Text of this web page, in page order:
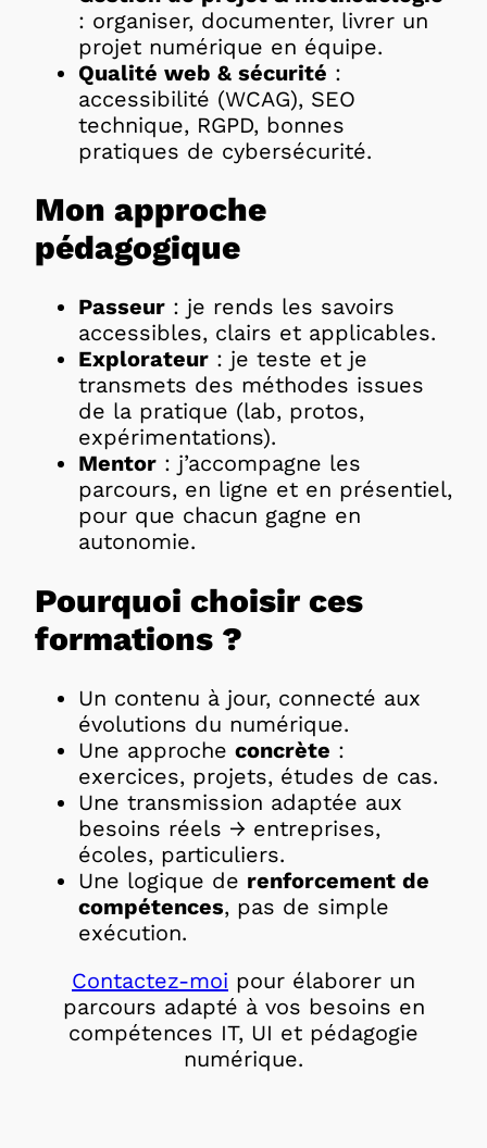
: organiser, documenter, livrer un
projet numérique en équipe.
Qualité web & sécurité :
accessibilité (WCAG), SEO
technique, RGPD, bonnes
pratiques de cybersécurité.
Mon approche
pédagogique
Passeur : je rends les savoirs
accessibles, clairs et applicables.
Explorateur : je teste et je
transmets des méthodes issues
de la pratique (lab, protos,
expérimentations).
Mentor : j’accompagne les
parcours, en ligne et en présentiel,
pour que chacun gagne en
autonomie.
Pourquoi choisir ces
formations ?
Un contenu à jour, connecté aux
évolutions du numérique.
Une approche concrète :
exercices, projets, études de cas.
Une transmission adaptée aux
besoins réels → entreprises,
écoles, particuliers.
Une logique de renforcement de
compétences, pas de simple
exécution.
Contactez-moi pour élaborer un
parcours adapté à vos besoins en
compétences IT, UI et pédagogie
numérique.